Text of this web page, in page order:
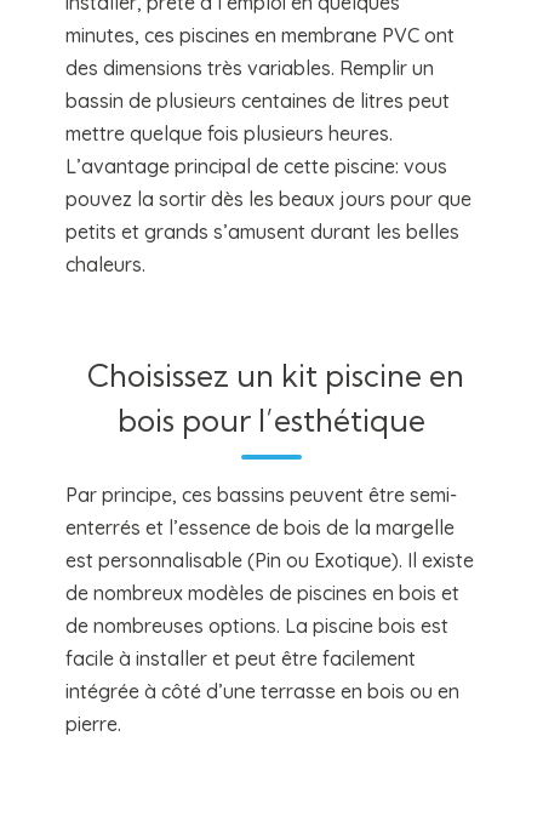
minutes, ces piscines en membrane PVC ont
des dimensions très variables. Remplir un
bassin de plusieurs centaines de litres peut
mettre quelque fois plusieurs heures.
L’avantage principal de cette piscine: vous
pouvez la sortir dès les beaux jours pour que
petits et grands s’amusent durant les belles
chaleurs.
Choisissez un kit piscine en
bois pour l’esthétique
Par principe, ces bassins peuvent être semi-
enterrés et l’essence de bois de la margelle
est personnalisable (Pin ou Exotique). Il existe
de nombreux modèles de piscines en bois et
de nombreuses options. La piscine bois est
facile à installer et peut être facilement
intégrée à côté d’une terrasse en bois ou en
pierre.